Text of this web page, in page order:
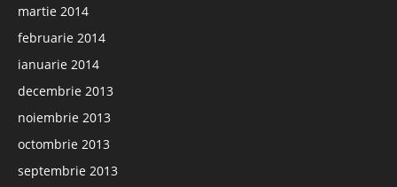
martie 2014
februarie 2014
ianuarie 2014
decembrie 2013
noiembrie 2013
octombrie 2013
septembrie 2013